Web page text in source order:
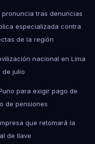
pronuncia tras denuncias
especializada contra
de la región
nacional en Lima
de julio
para exigir pago de
de pensiones
que retomará la
de Ilave